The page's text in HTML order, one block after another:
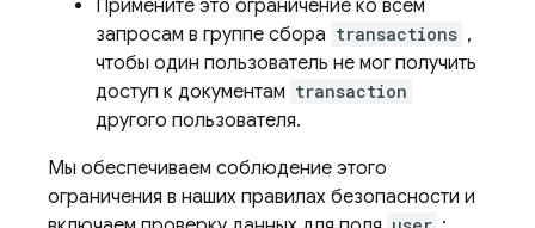
Примените это ограничение ко всем
запросам в группе сбора transactions ,
чтобы один пользователь не мог получить
доступ к документам transaction
другого пользователя.
Мы обеспечиваем соблюдение этого
ограничения в наших правилах безопасности и